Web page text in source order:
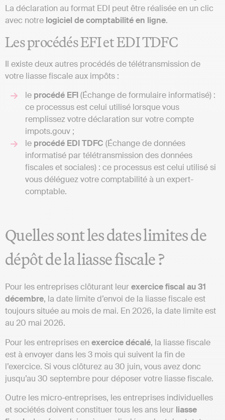
La déclaration au format EDI peut être réalisée en un clic
avec notre logiciel de comptabilité en ligne.
Les procédés EFI et EDI TDFC
Il existe deux autres procédés de télétransmission de
votre liasse fiscale aux impôts :
le procédé EFI(Échange de formulaire informatisé) :
ce processus est celui utilisé lorsque vous
remplissez votre déclaration sur votre compte
impots.gouv ;
le procédé EDI TDFC (Échange de données
informatisé par télétransmission des données
fiscales et sociales) : ce processus est celui utilisé si
vous déléguez votre comptabilité à un expert-
comptable.
Quelles sont les dates limites de
dépôt de la liasse fiscale ?
Pour les entreprises clôturant leurexercice fiscal au 31
décembre, la date limite d’envoi de la liasse fiscale est
toujours située au mois de mai. En 2026, la date limite est
au 20 mai 2026.
Pour les entreprises en exercice décalé, la liasse fiscale
est à envoyer dans les 3 mois qui suivent la fin de
l’exercice. Si vous clôturez au 30 juin, vous avez donc
jusqu’au 30 septembre pour déposer votre liasse fiscale.
Outre les micro-entreprises, les entreprises individuelles
et sociétés doivent constituer tous les ans leur liasse